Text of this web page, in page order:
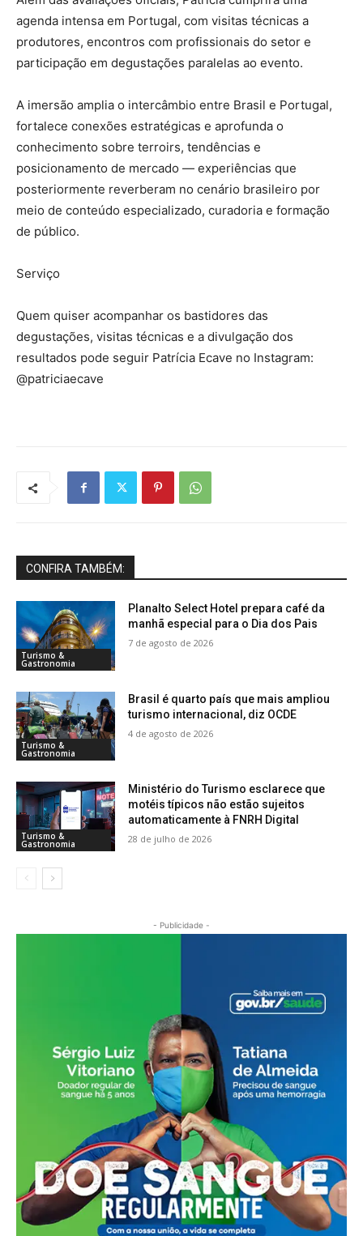
agenda intensa em Portugal, com visitas técnicas a
produtores, encontros com profissionais do setor e
participação em degustações paralelas ao evento.
A imersão amplia o intercâmbio entre Brasil e Portugal,
fortalece conexões estratégicas e aprofunda o
conhecimento sobre terroirs, tendências e
posicionamento de mercado — experiências que
posteriormente reverberam no cenário brasileiro por
meio de conteúdo especializado, curadoria e formação
de público.
Serviço
Quem quiser acompanhar os bastidores das
degustações, visitas técnicas e a divulgação dos
resultados pode seguir Patrícia Ecave no Instagram:
@patriciaecave
CONFIRA TAMBÉM:
Turismo &
Gastronomia
Planalto Select Hotel prepara café da
manhã especial para o Dia dos Pais
7 de agosto de 2026
Turismo &
Gastronomia
Brasil é quarto país que mais ampliou
turismo internacional, diz OCDE
4 de agosto de 2026
Turismo &
Gastronomia
Ministério do Turismo esclarece que
motéis típicos não estão sujeitos
automaticamente à FNRH Digital
28 de julho de 2026
- Publicidade -